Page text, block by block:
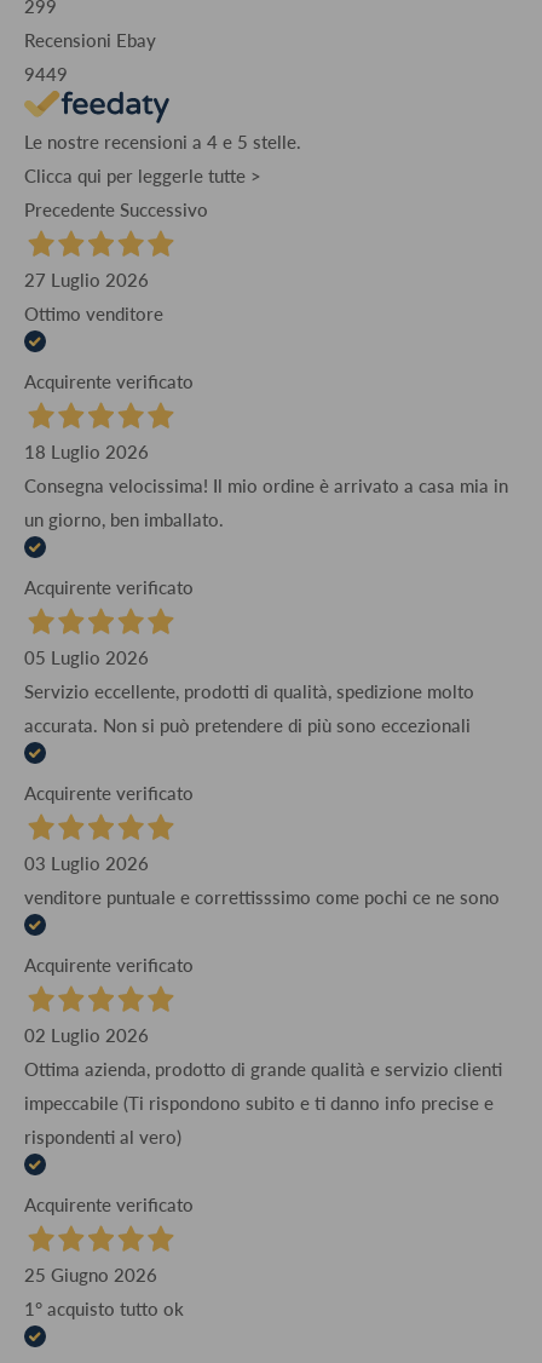
299
Recensioni Ebay
9449
Le nostre recensioni a 4 e 5 stelle.
Clicca qui per leggerle tutte >
Precedente Successivo
27 Luglio 2026
Ottimo venditore
Acquirente verificato
18 Luglio 2026
Consegna velocissima! Il mio ordine è arrivato a casa mia in
un giorno, ben imballato.
Acquirente verificato
05 Luglio 2026
Servizio eccellente, prodotti di qualità, spedizione molto
accurata. Non si può pretendere di più sono eccezionali
Acquirente verificato
03 Luglio 2026
venditore puntuale e correttisssimo come pochi ce ne sono
Acquirente verificato
02 Luglio 2026
Ottima azienda, prodotto di grande qualità e servizio clienti
impeccabile (Ti rispondono subito e ti danno info precise e
rispondenti al vero)
Acquirente verificato
25 Giugno 2026
1° acquisto tutto ok